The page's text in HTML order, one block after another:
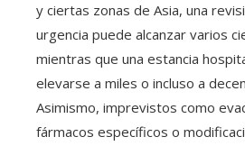
y ciertas zonas de Asia, una
urgencia puede alcanzar varios
mientras que una estancia
elevarse a miles o incluso a
Asimismo, imprevistos como
fármacos específicos o